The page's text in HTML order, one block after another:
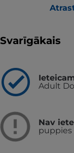
Svarīgākais
Adult
Nav
puppies